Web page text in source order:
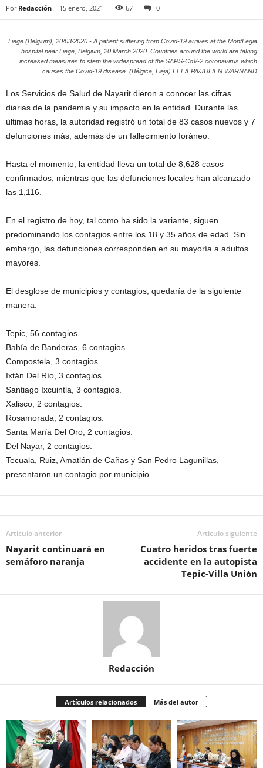
Por Redacción - 15 enero, 2021 67 0
Liege (Belgium), 20/03/2020.- A patient suffering from Covid-19 arrives at the MontLegia
hospital near Liege, Belgium, 20 March 2020. Countries around the world are taking
increased measures to stem the widespread of the SARS-CoV-2 coronavirus which
causes the Covid-19 disease. (Bélgica, Lieja) EFE/EPA/JULIEN WARNAND
Los Servicios de Salud de Nayarit dieron a conocer las cifras
diarias de la pandemia y su impacto en la entidad. Durante las
últimas horas, la autoridad registró un total de 83 casos nuevos y 7
defunciones más, además de un fallecimiento foráneo.
Hasta el momento, la entidad lleva un total de 8,628 casos
confirmados, mientras que las defunciones locales han alcanzado
las 1,116.
En el registro de hoy, tal como ha sido la variante, siguen
predominando los contagios entre los 18 y 35 años de edad. Sin
embargo, las defunciones corresponden en su mayoría a adultos
mayores.
El desglose de municipios y contagios, quedaría de la siguiente
manera:
Tepic, 56 contagios.
Bahía de Banderas, 6 contagios.
Compostela, 3 contagios.
Ixtán Del Río, 3 contagios.
Santiago Ixcuintla, 3 contagios.
Xalisco, 2 contagios.
Rosamorada, 2 contagios.
Santa María Del Oro, 2 contagios.
Del Nayar, 2 contagios.
Tecuala, Ruiz, Amatlán de Cañas y San Pedro Lagunillas,
presentaron un contagio por municipio.
Artículo anterior
Nayarit continuará en
semáforo naranja
Artículo siguiente
Cuatro heridos tras fuerte
accidente en la autopista
Tepic-Villa Unión
Redacción
Artículos relacionados Más del autor